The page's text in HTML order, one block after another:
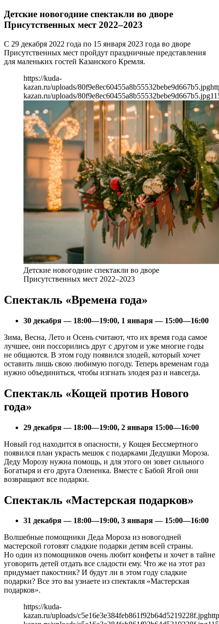
Детские новогодние спектакли во дворе
Присутственных мест 2022–2023
С 29 декабря 2022 года по 15 января 2023 года во дворе
Присутственных мест пройдут праздничные представления
для маленьких гостей Казанского Кремля.
https://kuda-
kazan.ru/uploads/80f9e8ec60455a8b55532bebe9d667b5.jpg
kazan.ru/uploads/80f9e8ec60455a8b55532bebe9d667b5.jpg
Детские новогодние спектакли во дворе
Присутственных мест 2022–2023
Спектакль «Времена года»
30 декабря — 18:00—19:00, 1 января — 15:00—16:00
Зима, Весна, Лето и Осень считают, что их время года самое
лучшее, они поссорились друг с другом и уже многие годы
не общаются. В этом году появился злодей, который хочет
оставить лишь свою любимую погоду. Теперь временам года
нужно объединиться, чтобы изгнать злодея раз и навсегда.
Спектакль «Кощей против Нового
года»
29 декабря — 18:00—19:00, 2 января 15:00—16:00
Новый год находится в опасности, у Кощея Бессмертного
появился план украсть мешок с подарками Дедушки Мороза.
Деду Морозу нужна помощь, и для этого он зовет сильного
Богатыря и его друга Олененка. Вместе с Бабой Ягой они
возвращают все подарки.
Спектакль «Мастерская подарков»
31 декабря — 18:00—19:00, 3 января — 15:00—16:00
Волшебные помощники Деда Мороза из новогодней
мастерской готовят сладкие подарки детям всей страны.
Но один из помощников очень любит конфеты и хочет в тайне
уговорить детей отдать все сладости ему. Что же на этот раз
придумает пакостник? И будут ли в этом году сладкие
подарки? Все это вы узнаете из спектакля «Мастерская
подарков».
https://kuda-
kazan.ru/uploads/c5e16e3e384feb861f92b64d5219228f.jpg